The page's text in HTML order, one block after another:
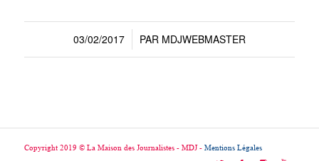
03/02/2017
/ PAR MDJWEBMASTER
Copyright 2019 © La Maison des Journalistes - MDJ - Mentions Légales